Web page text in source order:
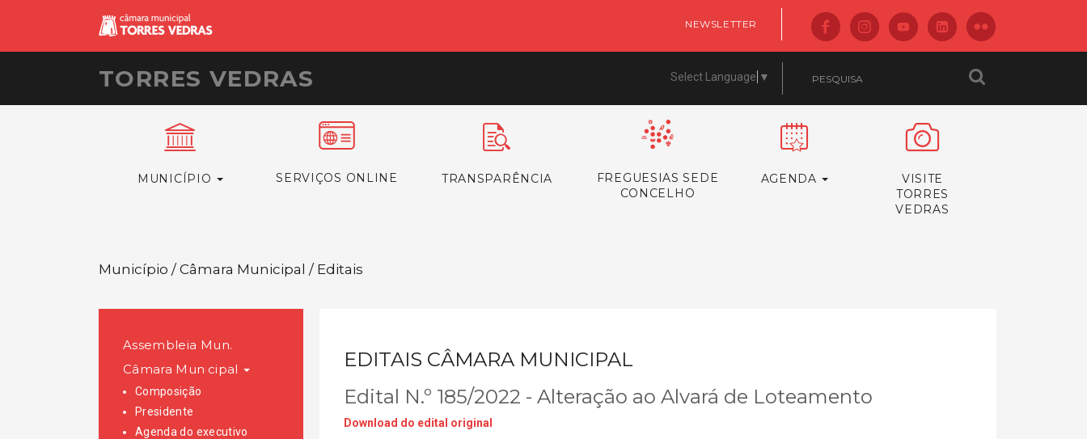
NEWSLETTER
TORRES VEDRAS Select Language ▼
MUNICÍPIO SERVIÇOS ONLINE TRANSPARÊNCIA
FREGUESIAS SEDE
CONCELHO
AGENDA
VISITE
TORRES
VEDRAS
Município / Câmara Municipal / Editais
Assembleia Mun.
Câmara Municipal
Composição
Presidente
Agenda do executivo
EDITAIS CÂMARA MUNICIPAL
Edital N.º 185/2022 - Alteração ao Alvará de Loteamento
Download do edital original